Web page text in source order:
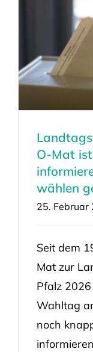
O-Mat
wählen
25. Februar
Seit dem
Mat zur
Pfalz
Wahltag
noch